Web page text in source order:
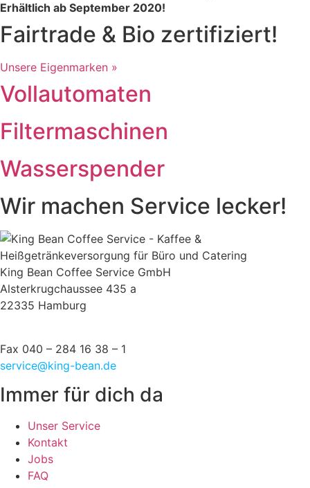
Erhältlich ab September 2020!
Fairtrade & Bio zertifiziert!
Unsere Eigenmarken »
Vollautomaten
Filtermaschinen
Wasserspender
Wir machen Service lecker!
King Bean Coffee Service GmbH
Alsterkrugchaussee 435 a
22335 Hamburg
Fax 040 – 284 16 38 – 1
service@king-bean.de
Immer für dich da
Unser Service
Kontakt
Jobs
FAQ